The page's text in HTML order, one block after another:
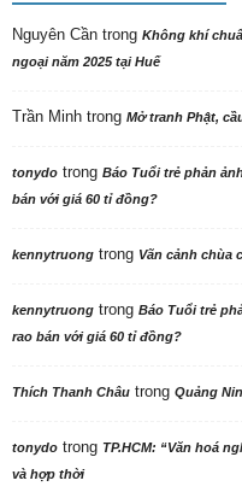
Nguyên Cần trong Không khí
ngoại năm 2025 tại Huế
Trần Minh trong Mở tranh Phật,
tonydo trong Báo Tuổi trẻ phản
bán với giá 60 tỉ đồng?
kennytruong trong Vãn cảnh chùa
kennytruong trong Báo Tuổi trẻ
rao bán với giá 60 tỉ đồng?
Thích Thanh Châu trong Quảng
tonydo trong TP.HCM: “Văn hoá
và hợp thời